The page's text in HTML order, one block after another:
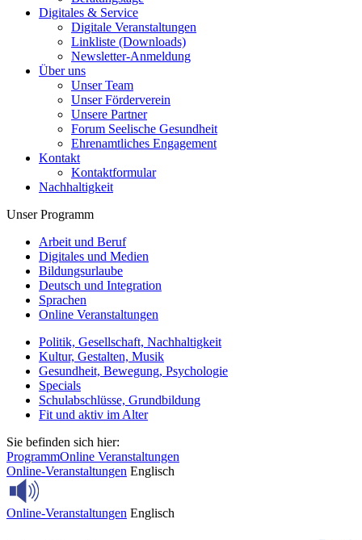
Digitales & Service
Digitale Veranstaltungen
Linkliste (Downloads)
Newsletter-Anmeldung
Über uns
Unser Team
Unser Förderverein
Unsere Partner
Forum Seelische Gesundheit
Ehrenamtliches Engagement
Kontakt
Kontaktformular
Nachhaltigkeit
Unser Programm
Arbeit und Beruf
Digitales und Medien
Bildungsurlaube
Deutsch und Integration
Sprachen
Online Veranstaltungen
Politik, Gesellschaft, Nachhaltigkeit
Kultur, Gestalten, Musik
Gesundheit, Bewegung, Psychologie
Specials
Schulabschlüsse, Grundbildung
Fit und aktiv im Alter
Sie befinden sich hier:
ProgrammOnline Veranstaltungen
Online-Veranstaltungen Englisch
Online-Veranstaltungen Englisch